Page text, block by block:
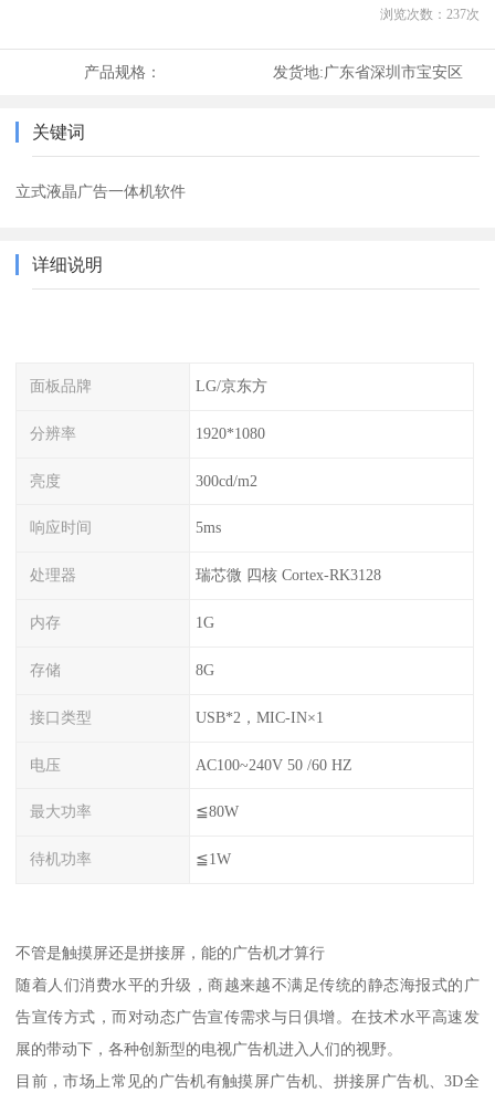
浏览次数： 237次
产品规格： 发货地:广东省深圳市宝安区
关键词
立式液晶广告一体机软件
详细说明
面板品牌 LG/京东方
分辨率 1920*1080
亮度 300cd/m2
响应时间 5ms
处理器 瑞芯微 四核 Cortex-RK3128
内存 1G
存储 8G
接口类型 USB*2，MIC-IN×1
电压 AC100~240V 50 /60 HZ
最大功率 ≦80W
待机功率 ≦1W
不管是触摸屏还是拼接屏，能的广告机才算行
随着人们消费水平的升级，商越来越不满足传统的静态海报式的广
告宣传方式，而对动态广告宣传需求与日俱增。在技术水平高速发
展的带动下，各种创新型的电视广告机进入人们的视野。
目前，市场上常见的广告机有触摸屏广告机、拼接屏广告机、3D全